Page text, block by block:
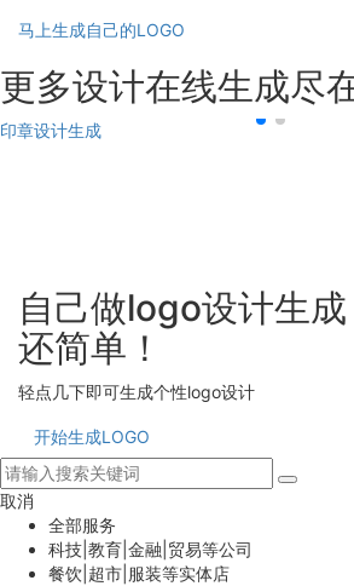
马上生成自己的LOGO
更多设计在线生成尽
印章设计生成
自己做logo设计生
还简单！
轻点几下即可生成个性logo设计
开始生成LOGO
取消
全部服务
科技|教育|金融|贸易等公司
餐饮|超市|服装等实体店